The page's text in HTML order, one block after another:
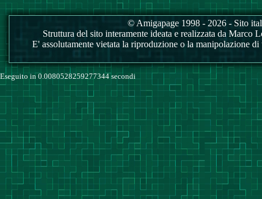
© Amigapage 1998 - 2026 - Sito
Struttura del sito interamente ideata e realizzata da
E' assolutamente vietata la riproduzione o la manipolazione
Eseguito in 0.0080528259277344 secondi